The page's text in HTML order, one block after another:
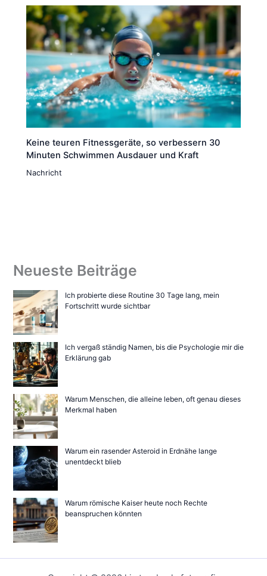
Keine teuren Fitnessgeräte, so verbessern 30
Minuten Schwimmen Ausdauer und Kraft
Nachricht
Neueste Beiträge
Ich probierte diese Routine 30 Tage lang, mein
Fortschritt wurde sichtbar
Ich vergaß ständig Namen, bis die Psychologie mir die
Erklärung gab
Warum Menschen, die alleine leben, oft genau dieses
Merkmal haben
Warum ein rasender Asteroid in Erdnähe lange
unentdeckt blieb
Warum römische Kaiser heute noch Rechte
beanspruchen könnten